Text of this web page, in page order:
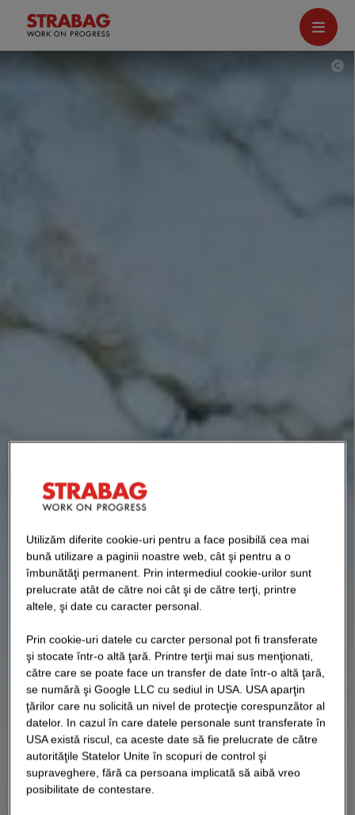
Utilizăm diferite cookie-uri pentru a face posibilă cea mai
bună utilizare a paginii noastre web, cât şi pentru a o
îmbunătăţi permanent. Prin intermediul cookie-urilor sunt
prelucrate atât de către noi cât şi de către terţi, printre
altele, şi date cu caracter personal.
Prin cookie-uri datele cu carcter personal pot fi transferate
şi stocate într-o altă ţară. Printre terţii mai sus menţionati,
către care se poate face un transfer de date într-o altă ţară,
se numără şi Google LLC cu sediul in USA. USA aparţin
ţărilor care nu solicită un nivel de protecţie corespunzător al
datelor. In cazul în care datele personale sunt transferate în
USA există riscul, ca aceste date să fie prelucrate de către
autorităţile Statelor Unite în scopuri de control şi
supraveghere, fără ca persoana implicată să aibă vreo
posibilitate de contestare.